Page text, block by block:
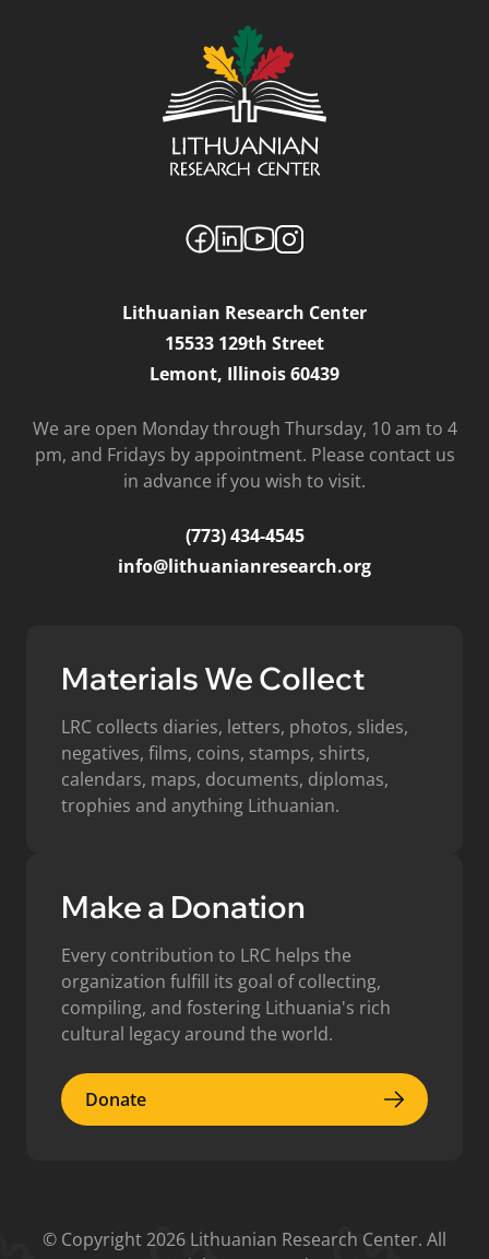
Donate
Lithuanian Research Center
15533 129th Street
Lemont, Illinois 60439
We are open Monday through Thursday, 10 am to 4
pm, and Fridays by appointment. Please contact us
in advance if you wish to visit.
(773) 434-4545
info@lithuanianresearch.org
Materials We Collect
LRC collects diaries, letters, photos, slides,
negatives, films, coins, stamps, shirts,
calendars, maps, documents, diplomas,
trophies and anything Lithuanian.
Make a Donation
Every contribution to LRC helps the
organization fulfill its goal of collecting,
compiling, and fostering Lithuania's rich
cultural legacy around the world.
Donate
© Copyright 2026 Lithuanian Research Center. All